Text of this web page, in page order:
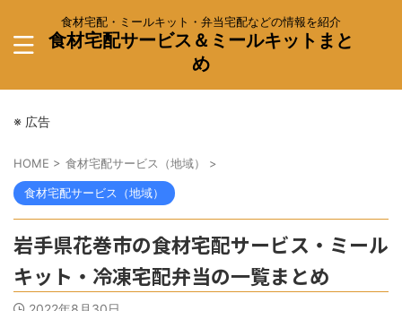
食材宅配・ミールキット・弁当宅配などの情報を紹介
食材宅配サービス＆ミールキットまと
め
※ 広告
HOME > 食材宅配サービス（地域） >
食材宅配サービス（地域）
岩手県花巻市の食材宅配サービス・ミール
キット・冷凍宅配弁当の一覧まとめ